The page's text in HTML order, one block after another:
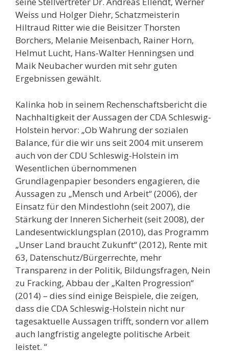
Weiss und Holger Diehr, Schatzmeisterin
Hiltraud Ritter wie die Beisitzer Thorsten
Borchers, Melanie Meisenbach, Rainer Horn,
Helmut Lucht, Hans-Walter Henningsen und
Maik Neubacher wurden mit sehr guten
Ergebnissen gewählt.
Kalinka hob in seinem Rechenschaftsbericht die
Nachhaltigkeit der Aussagen der CDA Schleswig-
Holstein hervor: „Ob Wahrung der sozialen
Balance, für die wir uns seit 2004 mit unserem
auch von der CDU Schleswig-Holstein im
Wesentlichen übernommenen
Grundlagenpapier besonders engagieren, die
Aussagen zu „Mensch und Arbeit“ (2006), der
Einsatz für den Mindestlohn (seit 2007), die
Stärkung der Inneren Sicherheit (seit 2008), der
Landesentwicklungsplan (2010), das Programm
„Unser Land braucht Zukunft“ (2012), Rente mit
63, Datenschutz/Bürgerrechte, mehr
Transparenz in der Politik, Bildungsfragen, Nein
zu Fracking, Abbau der „Kalten Progression“
(2014) – dies sind einige Beispiele, die zeigen,
dass die CDA Schleswig-Holstein nicht nur
tagesaktuelle Aussagen trifft, sondern vor allem
auch langfristig angelegte politische Arbeit
leistet. “